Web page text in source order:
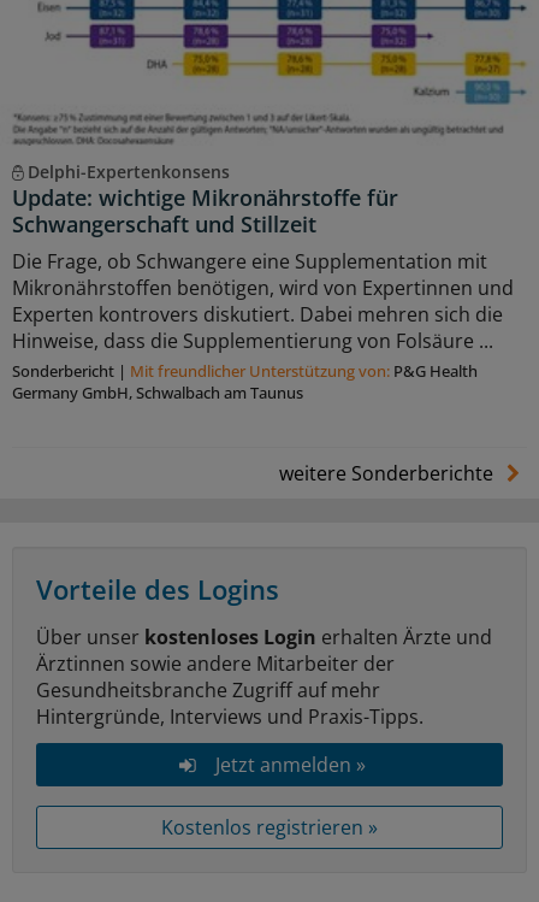
Delphi-Expertenkonsens
Update: wichtige Mikronährstoffe für
Schwangerschaft und Stillzeit
Die Frage, ob Schwangere eine Supplementation mit
Mikronährstoffen benötigen, wird von Expertinnen und
Experten kontrovers diskutiert. Dabei mehren sich die
Hinweise, dass die Supplementierung von Folsäure ...
Sonderbericht | Mit freundlicher Unterstützung von: P&G Health
Germany GmbH, Schwalbach am Taunus
weitere Sonderberichte
Vorteile des Logins
Über unser kostenloses Login erhalten Ärzte und
Ärztinnen sowie andere Mitarbeiter der
Gesundheitsbranche Zugriff auf mehr
Hintergründe, Interviews und Praxis-Tipps.
Jetzt anmelden »
Kostenlos registrieren »